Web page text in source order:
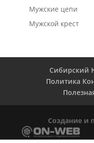
Мужские цепи
Мужской крест
Сибирский
Политика
Создание и